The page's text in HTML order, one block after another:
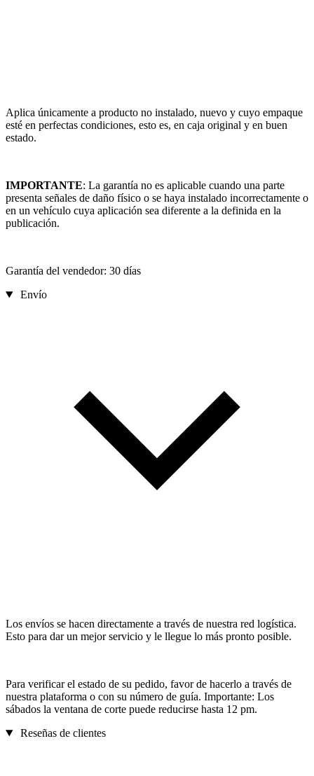
Aplica únicamente a producto no instalado, nuevo y cuyo empaque
esté en perfectas condiciones, esto es, en caja original y en buen
estado.
IMPORTANTE: La garantía no es aplicable cuando una parte
presenta señales de daño físico o se haya instalado incorrectamente o
en un vehículo cuya aplicación sea diferente a la definida en la
publicación.
Garantía del vendedor: 30 días
Envío
Los envíos se hacen directamente a través de nuestra red logística.
Esto para dar un mejor servicio y le llegue lo más pronto posible.
Para verificar el estado de su pedido, favor de hacerlo a través de
nuestra plataforma o con su número de guía. Importante: Los
sábados la ventana de corte puede reducirse hasta 12 pm.
Reseñas de clientes